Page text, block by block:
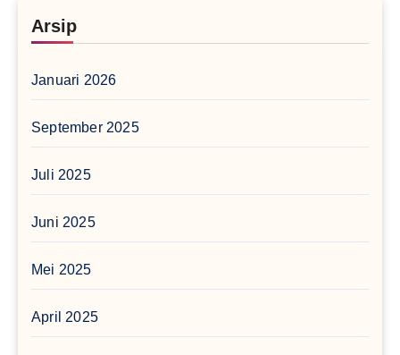
Arsip
Januari 2026
September 2025
Juli 2025
Juni 2025
Mei 2025
April 2025